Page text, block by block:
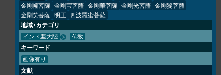
金剛幢菩薩 金剛宝菩薩 金剛華菩薩 金剛光菩薩 金剛鬘菩薩
金剛笑菩薩 明王 四波羅蜜菩薩
地域・カテゴリ
インド亜大陸 仏教
キーワード
画像有り
文献